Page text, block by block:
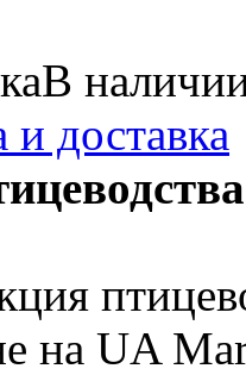
В
и доставка
на UA